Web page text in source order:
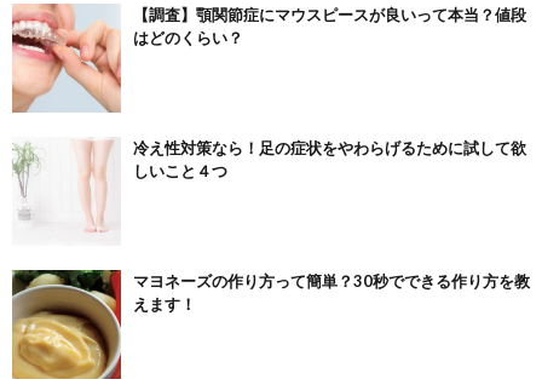
【調査】顎関節症にマウスピースが良いって本当？値段
はどのくらい？
冷え性対策なら！足の症状をやわらげるために試して欲
しいこと４つ
マヨネーズの作り方って簡単？30秒でできる作り方を教
えます！